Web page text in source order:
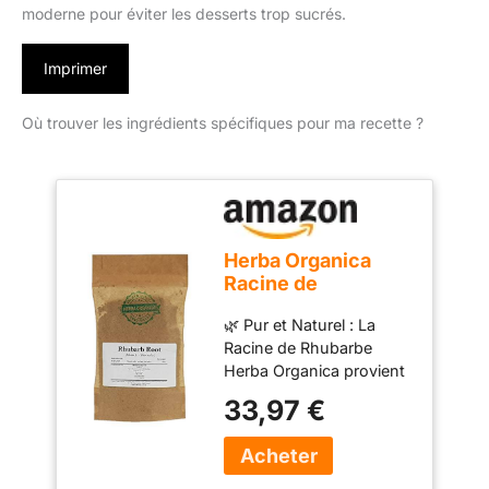
moderne pour éviter les desserts trop sucrés.
Imprimer
Où trouver les ingrédients spécifiques pour ma recette ?
Herba Organica
Racine de
Rheum L - Rhubarb
Root Tea (100g)
🌿 Pur et Naturel : La
Racine de Rhubarbe
Herba Organica provient
rigoureusement
sélectionnées, sans
additifs, conservateurs ni
33,97 €